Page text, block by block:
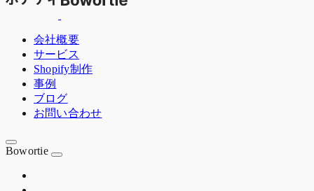
会社概要
サービス
Shopify制作
事例
ブログ
お問い合わせ
Bowortie